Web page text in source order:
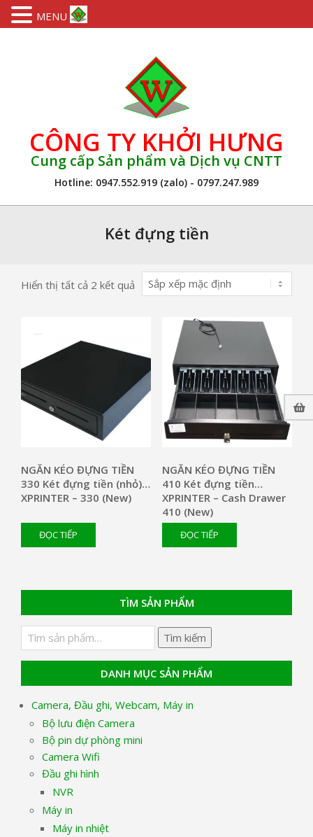
CÔNG TY KHỞI HƯNG
Cung cấp Sản phẩm và Dịch vụ CNTT
Hotline: 0947.552.919 (zalo) - 0797.247.989
Két đựng tiền
Hiển thị tất cả 2 kết quả
NGĂN KÉO ĐỰNG TIỀN
330 Két đựng tiền (nhỏ)
XPRINTER – 330 (New)
ĐỌC TIẾP
NGĂN KÉO ĐỰNG TIỀN
410 Két đựng tiền
XPRINTER – Cash Drawer
410 (New)
ĐỌC TIẾP
TÌM SẢN PHẨM
Tìm
kiếm:
Tìm kiếm
DANH MỤC SẢN PHẨM
Camera, Đầu ghi, Webcam, Máy in
Bộ lưu điện Camera
Bộ pin dự phòng mini
Camera Wifi
Đầu ghi hình
NVR
Máy in
Máy in nhiệt
MENU